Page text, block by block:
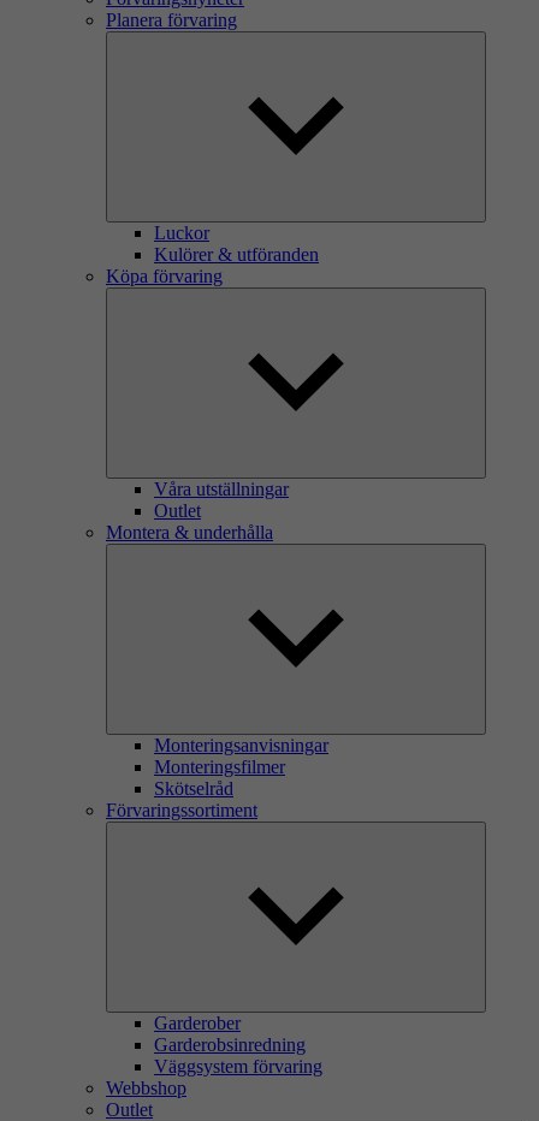
Planera förvaring
Luckor
Kulörer & utföranden
Köpa förvaring
Våra utställningar
Outlet
Montera & underhålla
Monteringsanvisningar
Monteringsfilmer
Skötselråd
Förvaringssortiment
Garderober
Garderobsinredning
Väggsystem förvaring
Webbshop
Outlet